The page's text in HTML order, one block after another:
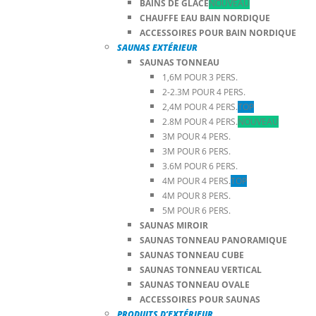
BAINS DE GLACENOUVEAU
CHAUFFE EAU BAIN NORDIQUE
ACCESSOIRES POUR BAIN NORDIQUE
SAUNAS EXTÉRIEUR
SAUNAS TONNEAU
1,6M POUR 3 PERS.
2-2.3M POUR 4 PERS.
2,4M POUR 4 PERS.TOP
2.8M POUR 4 PERS.NOUVEAU
3M POUR 4 PERS.
3M POUR 6 PERS.
3.6M POUR 6 PERS.
4M POUR 4 PERS.TOP
4M POUR 8 PERS.
5M POUR 6 PERS.
SAUNAS MIROIR
SAUNAS TONNEAU PANORAMIQUE
SAUNAS TONNEAU CUBE
SAUNAS TONNEAU VERTICAL
SAUNAS TONNEAU OVALE
ACCESSOIRES POUR SAUNAS